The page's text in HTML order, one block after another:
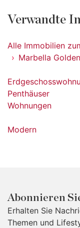
Verwandte
Alle Immobilien
Marbella
Penthäuser
Wohnungen
Modern
Abonnieren
Erhalten Sie
Themen und